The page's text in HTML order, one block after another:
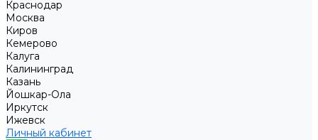
Краснодар
Москва
Киров
Кемерово
Калуга
Калининград
Казань
Йошкар-Ола
Иркутск
Ижевск
Личный кабинет